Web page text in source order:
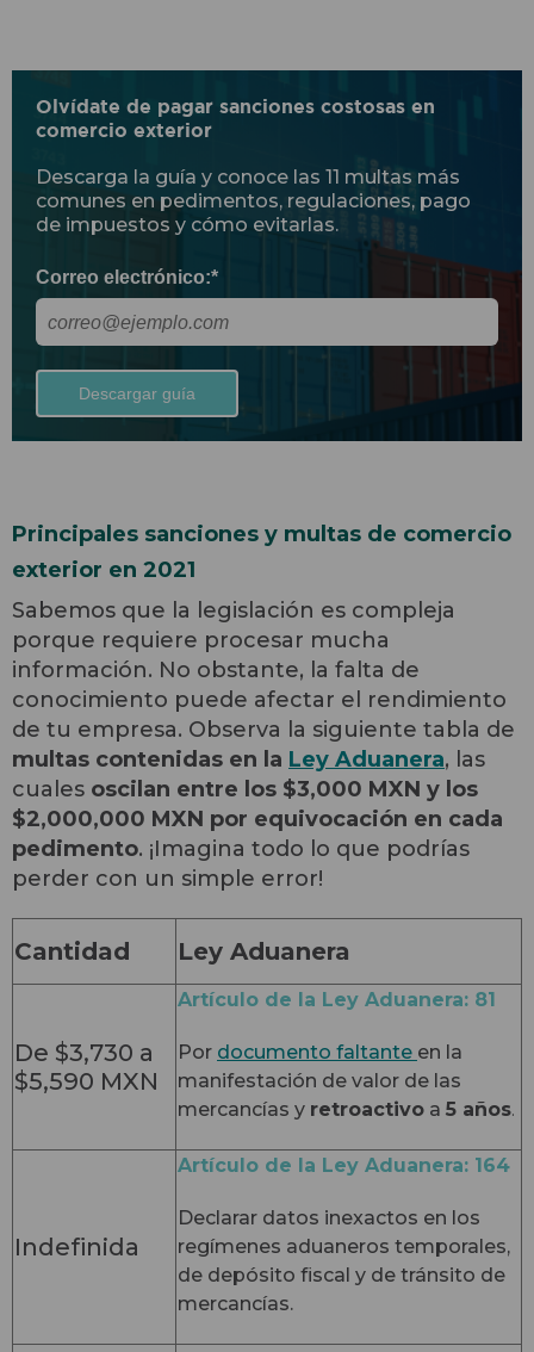
Olvídate de pagar sanciones costosas en
comercio exterior
Descarga la guía y conoce las 11 multas más
comunes en pedimentos, regulaciones, pago
de impuestos y cómo evitarlas.
Correo electrónico:*
Principales sanciones y multas de comercio
exterior en 2021
Sabemos que la legislación es compleja
porque requiere procesar mucha
información. No obstante, la falta de
conocimiento puede afectar el rendimiento
de tu empresa. Observa la siguiente tabla de
multas contenidas en la Ley Aduanera, las
cuales oscilan entre los $3,000 MXN y los
$2,000,000 MXN por equivocación en cada
pedimento. ¡Imagina todo lo que podrías
perder con un simple error!
Cantidad Ley Aduanera
De $3,730 a
$5,590 MXN
Artículo de la Ley Aduanera: 81
Por documento faltante en la
manifestación de valor de las
mercancías y retroactivo a 5 años.
Indefinida
Artículo de la Ley Aduanera: 164
Declarar datos inexactos en los
regímenes aduaneros temporales,
de depósito fiscal y de tránsito de
mercancías.